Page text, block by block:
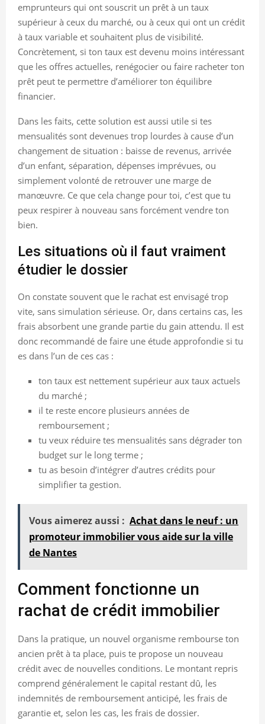
emprunteurs qui ont souscrit un prêt à un taux
supérieur à ceux du marché, ou à ceux qui ont un crédit
à taux variable et souhaitent plus de visibilité.
Concrètement, si ton taux est devenu moins intéressant
que les offres actuelles, renégocier ou faire racheter ton
prêt peut te permettre d’améliorer ton équilibre
financier.
Dans les faits, cette solution est aussi utile si tes
mensualités sont devenues trop lourdes à cause d’un
changement de situation : baisse de revenus, arrivée
d’un enfant, séparation, dépenses imprévues, ou
simplement volonté de retrouver une marge de
manœuvre. Ce que cela change pour toi, c’est que tu
peux respirer à nouveau sans forcément vendre ton
bien.
Les situations où il faut vraiment
étudier le dossier
On constate souvent que le rachat est envisagé trop
vite, sans simulation sérieuse. Or, dans certains cas, les
frais absorbent une grande partie du gain attendu. Il est
donc recommandé de faire une étude approfondie si tu
es dans l’un de ces cas :
ton taux est nettement supérieur aux taux actuels
du marché ;
il te reste encore plusieurs années de
remboursement ;
tu veux réduire tes mensualités sans dégrader ton
budget sur le long terme ;
tu as besoin d’intégrer d’autres crédits pour
simplifier ta gestion.
Vous aimerez aussi : Achat dans le neuf : un
promoteur immobilier vous aide sur la ville
de Nantes
Comment fonctionne un
rachat de crédit immobilier
Dans la pratique, un nouvel organisme rembourse ton
ancien prêt à ta place, puis te propose un nouveau
crédit avec de nouvelles conditions. Le montant repris
comprend généralement le capital restant dû, les
indemnités de remboursement anticipé, les frais de
garantie et, selon les cas, les frais de dossier.